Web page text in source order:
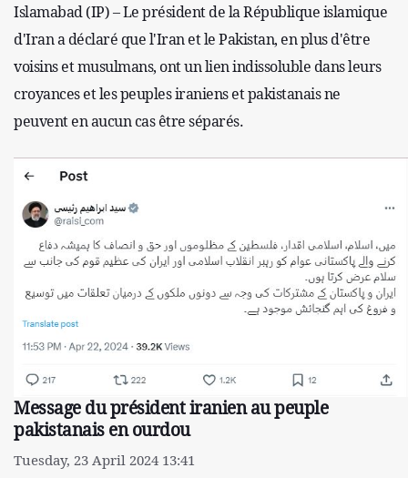
Islamabad (IP) – Le président de la République islamique
d'Iran a déclaré que l'Iran et le Pakistan, en plus d'être
voisins et musulmans, ont un lien indissoluble dans leurs
croyances et les peuples iraniens et pakistanais ne
peuvent en aucun cas être séparés.
Message du président iranien au peuple
pakistanais en ourdou
Tuesday, 23 April 2024 13:41